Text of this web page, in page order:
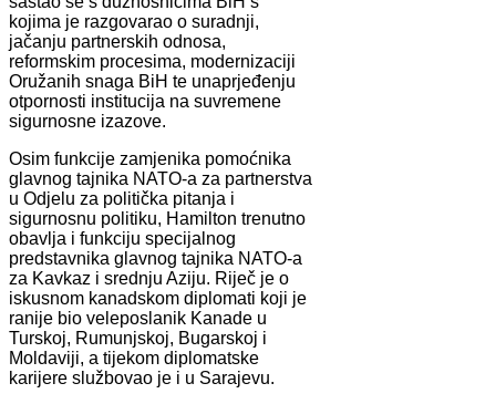
kojima je razgovarao o suradnji,
jačanju partnerskih odnosa,
reformskim procesima, modernizaciji
Oružanih snaga BiH te unaprjeđenju
otpornosti institucija na suvremene
sigurnosne izazove.
Osim funkcije zamjenika pomoćnika
glavnog tajnika NATO-a za partnerstva
u Odjelu za politička pitanja i
sigurnosnu politiku, Hamilton trenutno
obavlja i funkciju specijalnog
predstavnika glavnog tajnika NATO-a
za Kavkaz i srednju Aziju. Riječ je o
iskusnom kanadskom diplomati koji je
ranije bio veleposlanik Kanade u
Turskoj, Rumunjskoj, Bugarskoj i
Moldaviji, a tijekom diplomatske
karijere službovao je i u Sarajevu.